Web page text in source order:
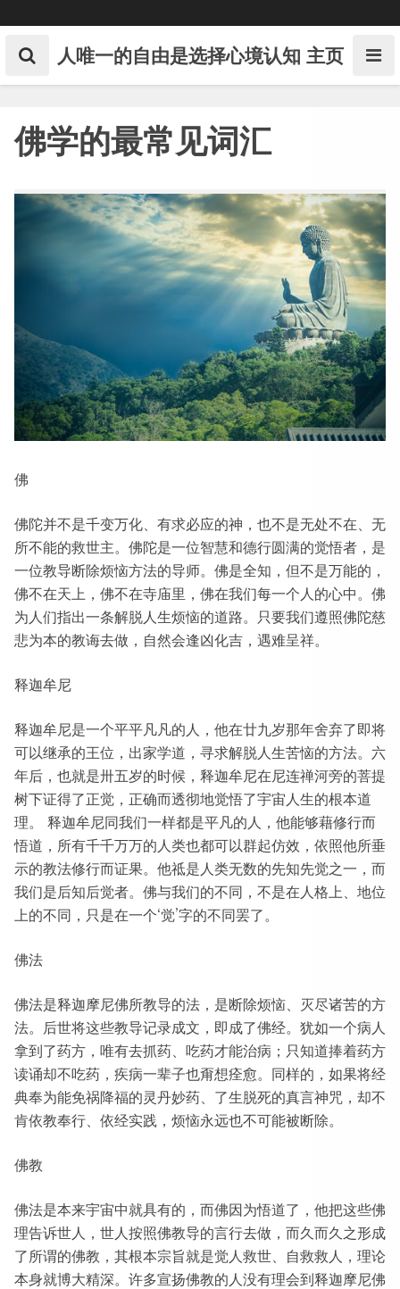
to
content 人唯一的自由是选择心境认知 主页
佛学的最常见词汇
佛
佛陀并不是千变万化、有求必应的神，也不是无处不在、无
所不能的救世主。佛陀是一位智慧和德行圆满的觉悟者，是
一位教导断除烦恼方法的导师。佛是全知，但不是万能的，
佛不在天上，佛不在寺庙里，佛在我们每一个人的心中。佛
为人们指出一条解脱人生烦恼的道路。只要我们遵照佛陀慈
悲为本的教诲去做，自然会逢凶化吉，遇难呈祥。
释迦牟尼
释迦牟尼是一个平平凡凡的人，他在廿九岁那年舍弃了即将
可以继承的王位，出家学道，寻求解脱人生苦恼的方法。六
年后，也就是卅五岁的时候，释迦牟尼在尼连禅河旁的菩提
树下证得了正觉，正确而透彻地觉悟了宇宙人生的根本道
理。 释迦牟尼同我们一样都是平凡的人，他能够藉修行而
悟道，所有千千万万的人类也都可以群起仿效，依照他所垂
示的教法修行而证果。他祗是人类无数的先知先觉之一，而
我们是后知后觉者。佛与我们的不同，不是在人格上、地位
上的不同，只是在一个‘觉’字的不同罢了。
佛法
佛法是释迦摩尼佛所教导的法，是断除烦恼、灭尽诸苦的方
法。后世将这些教导记录成文，即成了佛经。犹如一个病人
拿到了药方，唯有去抓药、吃药才能治病；只知道捧着药方
读诵却不吃药，疾病一辈子也甭想痊愈。同样的，如果将经
典奉为能免祸降福的灵丹妙药、了生脱死的真言神咒，却不
肯依教奉行、依经实践，烦恼永远也不可能被断除。
佛教
佛法是本来宇宙中就具有的，而佛因为悟道了，他把这些佛
理告诉世人，世人按照佛教导的言行去做，而久而久之形成
了所谓的佛教，其根本宗旨就是觉人救世、自救救人，理论
本身就博大精深。许多宣扬佛教的人没有理会到释迦摩尼佛